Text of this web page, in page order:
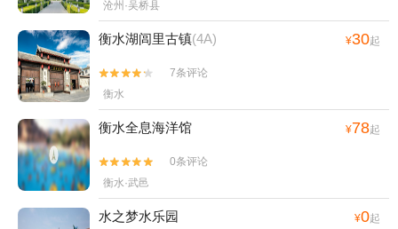
沧州·吴桥县
衡水湖闾里古镇(4A) ¥30起


7条评论
衡水
衡水全息海洋馆 ¥78起


0条评论
衡水·武邑
水之梦水乐园 ¥0起